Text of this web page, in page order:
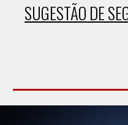
SUGESTÃO DE